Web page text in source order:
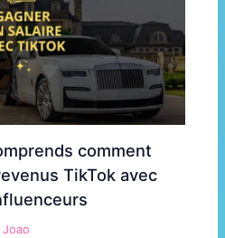
comment
TikTok avec
Joao